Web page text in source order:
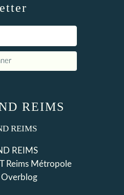
REIMS
REIMS
Reims Métropole
Overblog